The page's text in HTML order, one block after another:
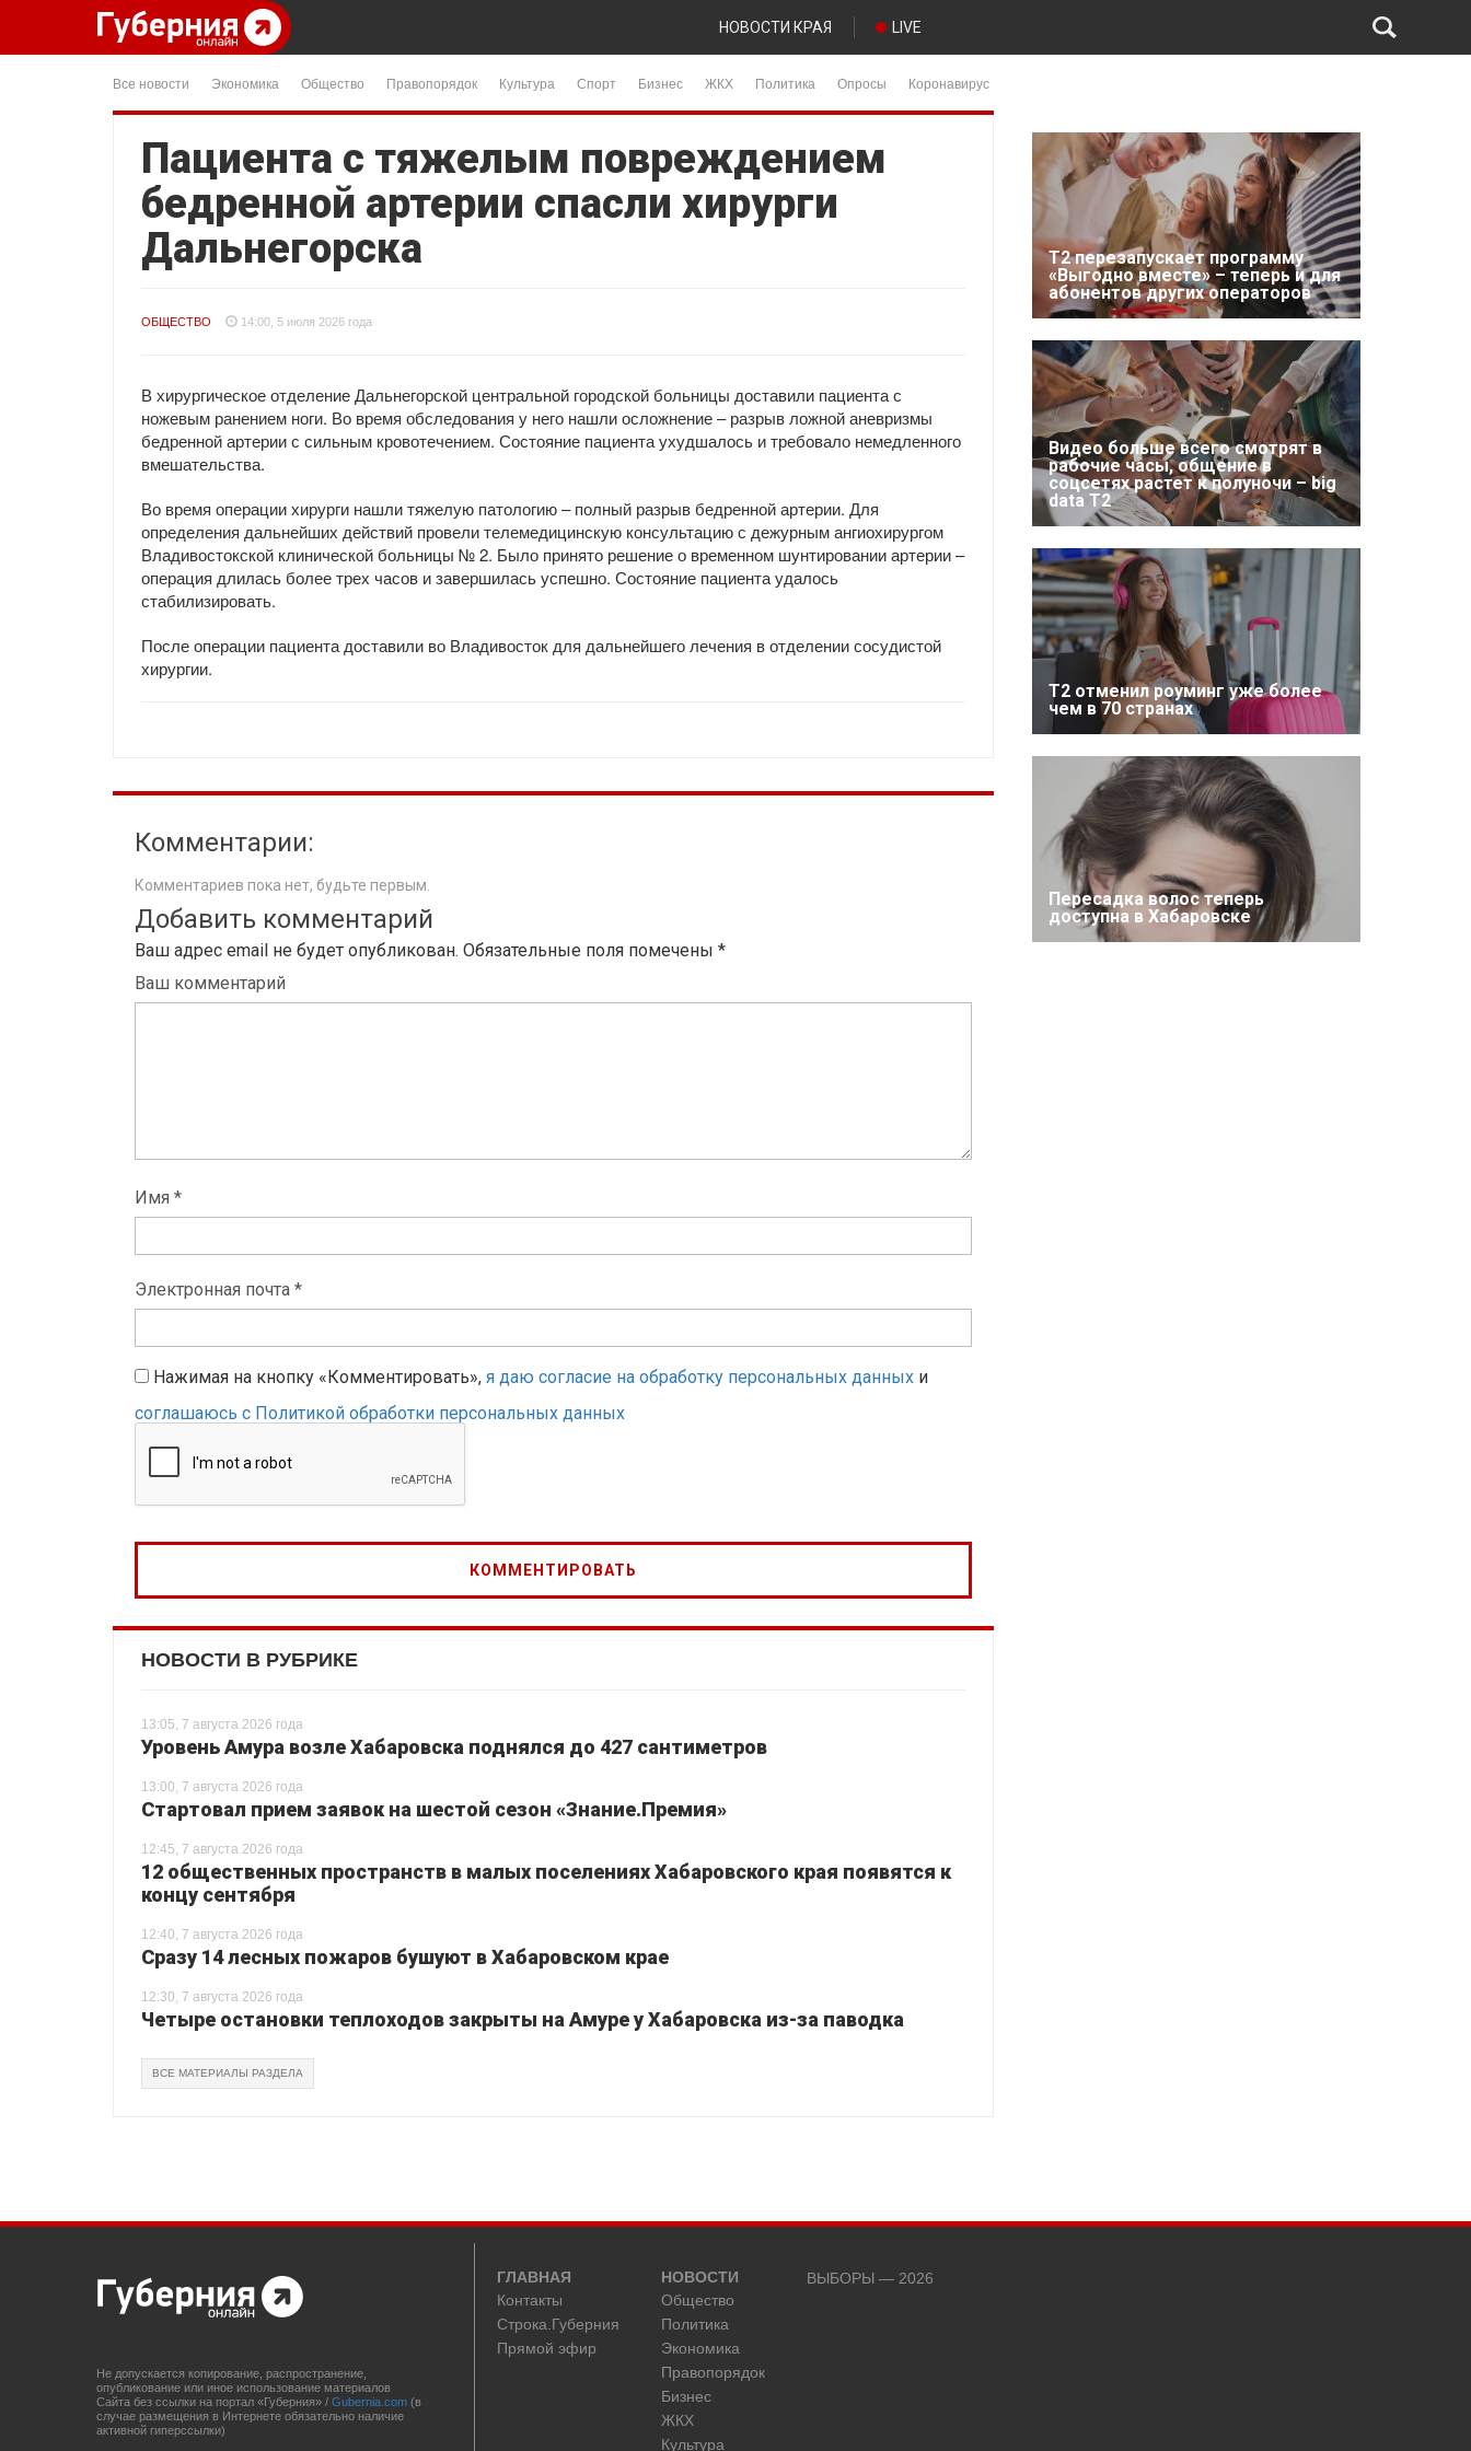
НОВОСТИ КРАЯ LIVE
Все новости Экономика Общество Правопорядок Культура Спорт Бизнес ЖКХ Политика Опросы Коронавирус
Пациента с тяжелым повреждением
бедренной артерии спасли хирурги
Дальнегорска
ОБЩЕСТВО 14:00, 5 июля 2026 года
В хирургическое отделение Дальнегорской центральной городской больницы доставили пациента с
ножевым ранением ноги. Во время обследования у него нашли осложнение – разрыв ложной аневризмы
бедренной артерии с сильным кровотечением. Состояние пациента ухудшалось и требовало немедленного
вмешательства.
Во время операции хирурги нашли тяжелую патологию – полный разрыв бедренной артерии. Для
определения дальнейших действий провели телемедицинскую консультацию с дежурным ангиохирургом
Владивостокской клинической больницы № 2. Было принято решение о временном шунтировании артерии –
операция длилась более трех часов и завершилась успешно. Состояние пациента удалось
стабилизировать.
После операции пациента доставили во Владивосток для дальнейшего лечения в отделении сосудистой
хирургии.
Комментарии:
Комментариев пока нет, будьте первым.
Добавить комментарий
Ваш адрес email не будет опубликован. Обязательные поля помечены *
Ваш комментарий
Имя *
Электронная почта *
Нажимая на кнопку «Комментировать», я даю согласие на обработку персональных данных и
соглашаюсь с Политикой обработки персональных данных
НОВОСТИ В РУБРИКЕ
13:05, 7 августа 2026 года
Уровень Амура возле Хабаровска поднялся до 427 сантиметров
13:00, 7 августа 2026 года
Стартовал прием заявок на шестой сезон «Знание.Премия»
12:45, 7 августа 2026 года
12 общественных пространств в малых поселениях Хабаровского края появятся к
концу сентября
12:40, 7 августа 2026 года
Сразу 14 лесных пожаров бушуют в Хабаровском крае
12:30, 7 августа 2026 года
Четыре остановки теплоходов закрыты на Амуре у Хабаровска из-за паводка
ВСЕ МАТЕРИАЛЫ РАЗДЕЛА
Т2 перезапускает программу
«Выгодно вместе» – теперь и для
абонентов других операторов
Видео больше всего смотрят в
рабочие часы, общение в
соцсетях растет к полуночи – big
data T2
Т2 отменил роуминг уже более
чем в 70 странах
Пересадка волос теперь
доступна в Хабаровске
Не допускается копирование, распространение,
опубликование или иное использование материалов
Сайта без ссылки на портал «Губерния» / Gubernia.com (в
случае размещения в Интернете обязательно наличие
активной гиперссылки)
ГЛАВНАЯ
Контакты
Строка.Губерния
Прямой эфир
НОВОСТИ
Общество
Политика
Экономика
Правопорядок
Бизнес
ЖКХ
Культура
ВЫБОРЫ — 2026